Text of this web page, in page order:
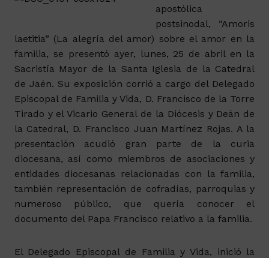
apostólica
postsinodal, “Amoris
laetitia” (La alegría del amor) sobre el amor en la
familia, se presentó ayer, lunes, 25 de abril en la
Sacristía Mayor de la Santa Iglesia de la Catedral
de Jaén. Su exposición corrió a cargo del Delegado
Episcopal de Familia y Vida, D. Francisco de la Torre
Tirado y el Vicario General de la Diócesis y Deán de
la Catedral, D. Francisco Juan Martínez Rojas. A la
presentación acudió gran parte de la curia
diocesana, así como miembros de asociaciones y
entidades diocesanas relacionadas con la familia,
también representación de cofradías, parroquias y
numeroso público, que quería conocer el
documento del Papa Francisco relativo a la familia.
El Delegado Episcopal de Familia y Vida, inició la